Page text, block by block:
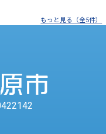
もっと見る（全5件）